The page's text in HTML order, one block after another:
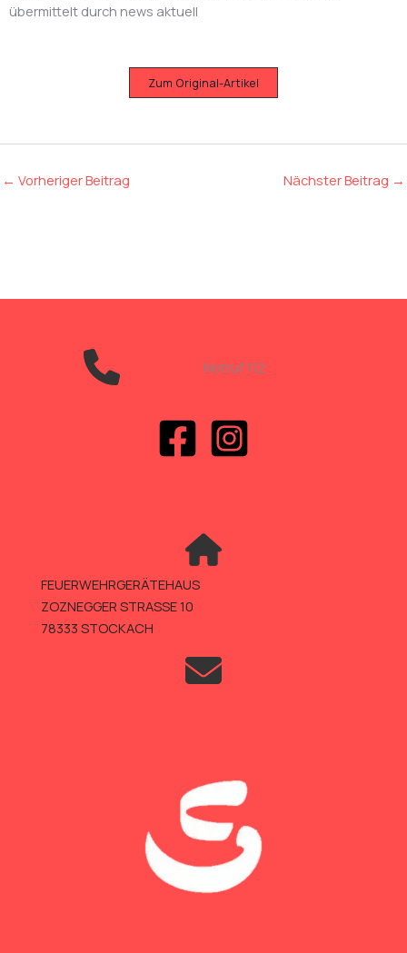
übermittelt durch news aktuell
Zum Original-Artikel
← Vorheriger Beitrag Nächster Beitrag →
Notruf 112
FEUERWEHRGERÄTEHAUS
ZOZNEGGER STRASSE 10
78333 STOCKACH